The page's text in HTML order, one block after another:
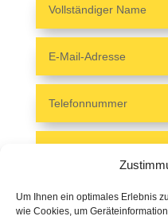
Um Ihnen ein optimales Erlebnis
wie Cookies, um